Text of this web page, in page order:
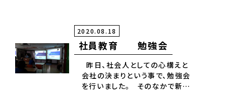
2020.08.18
社員教育 勉強会
昨日、社会人としての心構えと
会社の決まりという事で、勉強会
を行いました。 そのなかで新型